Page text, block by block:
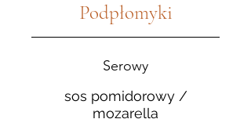
Podpłomyki
Serowy
sos pomidorowy /
mozarella